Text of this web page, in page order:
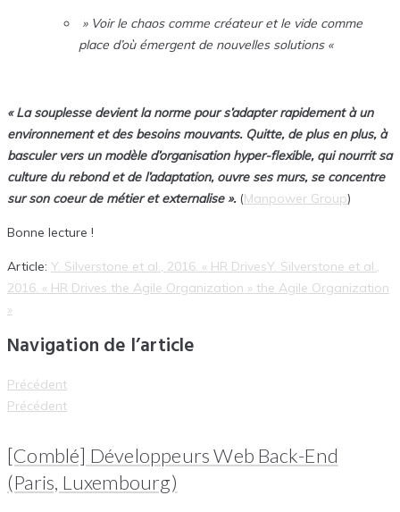
» Voir le chaos comme créateur et le vide comme
place d’où émergent de nouvelles solutions «
« La souplesse devient la norme pour s’adapter rapidement à un
environnement et des besoins mouvants. Quitte, de plus en plus, à
basculer vers un modèle d’organisation hyper-flexible, qui nourrit sa
culture du rebond et de l’adaptation, ouvre ses murs, se concentre
sur son coeur de métier et externalise ».(Manpower Group)
Bonne lecture !
Article: Y. Silverstone et al., 2016. « HR DrivesY. Silverstone et al.,
2016. « HR Drives the Agile Organization » the Agile Organization
»
Navigation de l’article
Précédent
Précédent
[Comblé] Développeurs Web Back-End
(Paris, Luxembourg)